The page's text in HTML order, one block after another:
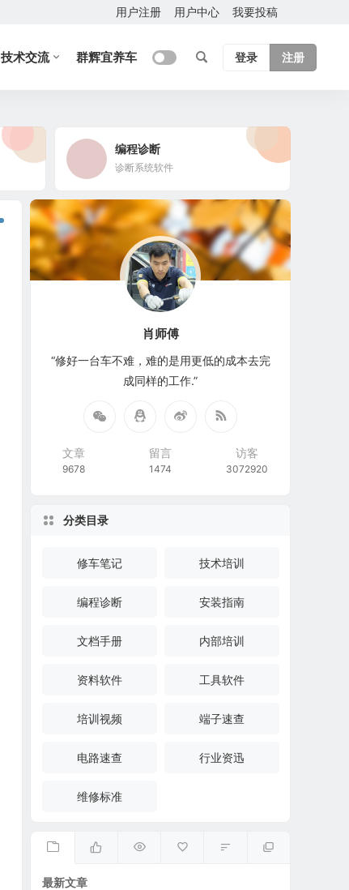
用户注册 用户中心 我要投稿
技术交流 群辉宜养车 登录 注册
编程诊断
诊断系统软件
肖师傅
“修好一台车不难，难的是用更低的成本去完
成同样的工作.”
文章
9678
留言
1474
访客
3072920
分类目录
修车笔记 技术培训
编程诊断 安装指南
文档手册 内部培训
资料软件 工具软件
培训视频 端子速查
电路速查 行业资迅
维修标准
最新文章